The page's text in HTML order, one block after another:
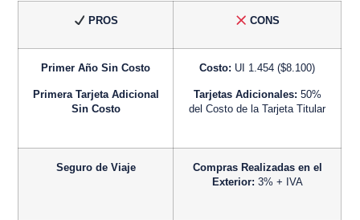
PROS CONS
Primer Año Sin Costo
Primera Tarjeta Adicional
Sin Costo
Costo: UI 1.454 ($8.100)
Tarjetas Adicionales: 50%
del Costo de la Tarjeta Titular
Seguro de Viaje
Compras Realizadas en el
Exterior: 3% + IVA